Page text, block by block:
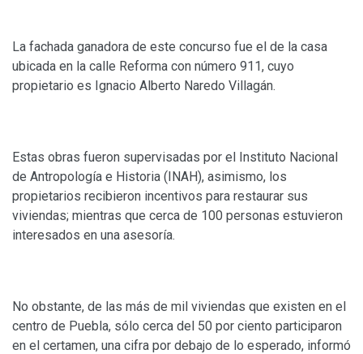
La fachada ganadora de este concurso fue el de la casa
ubicada en la calle Reforma con número 911, cuyo
propietario es Ignacio Alberto Naredo Villagán.
Estas obras fueron supervisadas por el Instituto Nacional
de Antropología e Historia (INAH), asimismo, los
propietarios recibieron incentivos para restaurar sus
viviendas; mientras que cerca de 100 personas estuvieron
interesados en una asesoría.
No obstante, de las más de mil viviendas que existen en el
centro de Puebla, sólo cerca del 50 por ciento participaron
en el certamen, una cifra por debajo de lo esperado, informó